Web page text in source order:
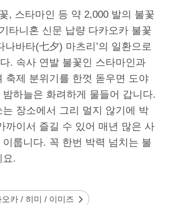
, 스타마인 등 약 2,000 발의 불꽃
타니혼 신문 납량 다카오카 불꽃
나바타(七夕) 마츠리’의 일환으로
. 속사 연발 불꽃인 스타마인과
축제 분위기를 한껏 돋우면 도야
하늘은 화려하게 물들어 갑니다.
장소에서 그리 멀지 않기에 박
까이서 즐길 수 있어 매년 많은 사
룹니다. 꼭 한번 박력 넘치는 불
요.
오카 / 히미 / 이미즈